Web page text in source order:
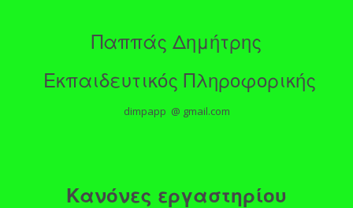
Παππάς Δημήτρης
Εκπαιδευτικός Πληροφορικής
dimpapp @ gmail.com
Κανόνες εργαστηρίου